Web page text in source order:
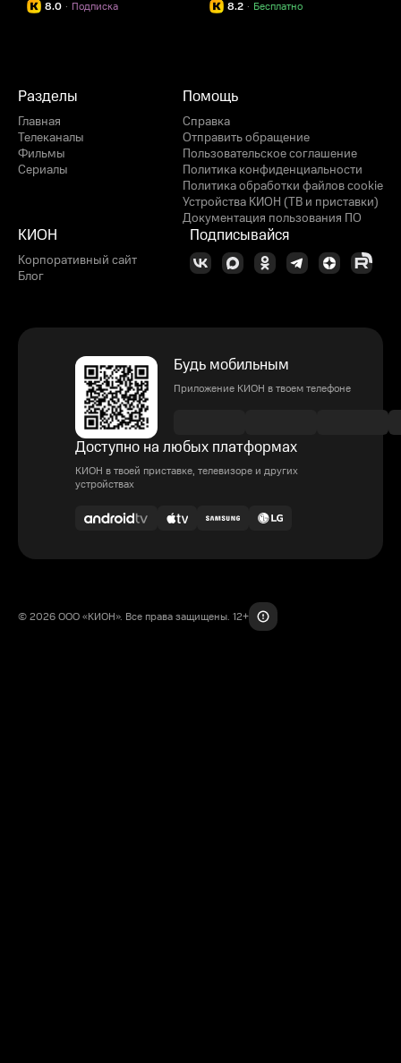
8.0 Подписка
· 8.2 Бесплатно
·
Разделы
Главная
Телеканалы
Фильмы
Сериалы
Помощь
Справка
Отправить обращение
Пользовательское соглашение
Политика конфиденциальности
Политика обработки файлов cookie
Устройства КИОН (ТВ и приставки)
Документация пользования ПО
КИОН
Корпоративный сайт
Блог
Подписывайся
Будь мобильным
Приложение КИОН в твоем телефоне
Доступно на любых платформах
КИОН в твоей приставке, телевизоре и других
устройствах
© 2026 ООО «КИОН». Все права защищены. 12+